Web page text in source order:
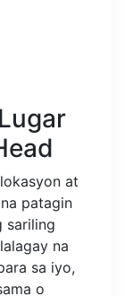
at
patagin
sariling
na
sa iyo,
o